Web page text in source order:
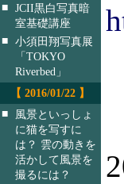
■ JCII黒白写真暗
室基礎講座
■ 小須田翔写真展
「TOKYO
Riverbed」
【 2016/01/22 】
■
風景といっしょ
に猫を写すに
は？ 雲の動きを
活かして風景を
撮るには？